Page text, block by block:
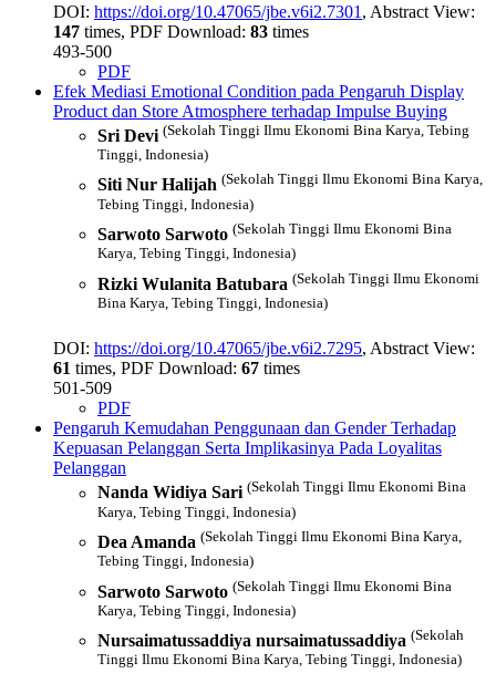
DOI: https://doi.org/10.47065/jbe.v6i2.7301 , Abstract View:
147 times, PDF Download: 83 times
493-500
PDF
Efek Mediasi Emotional Condition pada Pengaruh Display
Product dan Store Atmosphere terhadap Impulse Buying
Sri Devi (Sekolah Tinggi Ilmu Ekonomi Bina Karya, Tebing
Tinggi, Indonesia)
Siti Nur Halijah (Sekolah Tinggi Ilmu Ekonomi Bina Karya,
Tebing Tinggi, Indonesia)
Sarwoto Sarwoto (Sekolah Tinggi Ilmu Ekonomi Bina
Karya, Tebing Tinggi, Indonesia)
Rizki Wulanita Batubara (Sekolah Tinggi Ilmu Ekonomi
Bina Karya, Tebing Tinggi, Indonesia)
DOI: https://doi.org/10.47065/jbe.v6i2.7295, Abstract View:
61 times, PDF Download: 67 times
501-509
PDF
Pengaruh Kemudahan Penggunaan dan Gender Terhadap
Kepuasan Pelanggan Serta Implikasinya Pada Loyalitas
Pelanggan
Nanda Widiya Sari (Sekolah Tinggi Ilmu Ekonomi Bina
Karya, Tebing Tinggi, Indonesia)
Dea Amanda (Sekolah Tinggi Ilmu Ekonomi Bina Karya,
Tebing Tinggi, Indonesia)
Sarwoto Sarwoto (Sekolah Tinggi Ilmu Ekonomi Bina
Karya, Tebing Tinggi, Indonesia)
Nursaimatussaddiya nursaimatussaddiya (Sekolah
Tinggi Ilmu Ekonomi Bina Karya, Tebing Tinggi, Indonesia)